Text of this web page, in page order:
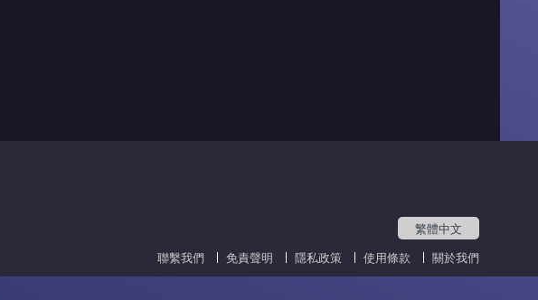
繁體中文
聯繫我們
免責聲明 隱私政策 使用條款 關於我們